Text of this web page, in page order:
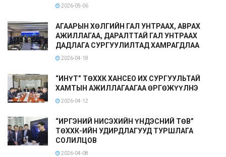
2026-05-06
АГААРЫН ХӨЛГИЙН ГАЛ УНТРААХ, АВРАХ
АЖИЛЛАГАА, ДАРАЛТТАЙ ГАЛ УНТРААХ
ДАДЛАГА СУРГУУЛИЛТАД ХАМРАГДЛАА
2026-04-18
“ИНҮТ” ТӨХХК ХАНСЕО ИХ СУРГУУЛЬТАЙ
ХАМТЫН АЖИЛЛАГААГАА ӨРГӨЖҮҮЛНЭ
2026-04-12
“ИРГЭНИЙ НИСЭХИЙН ҮНДЭСНИЙ ТӨВ”
ТӨХХК-ИЙН УДИРДЛАГУУД ТУРШЛАГА
СОЛИЛЦОВ
2026-04-08